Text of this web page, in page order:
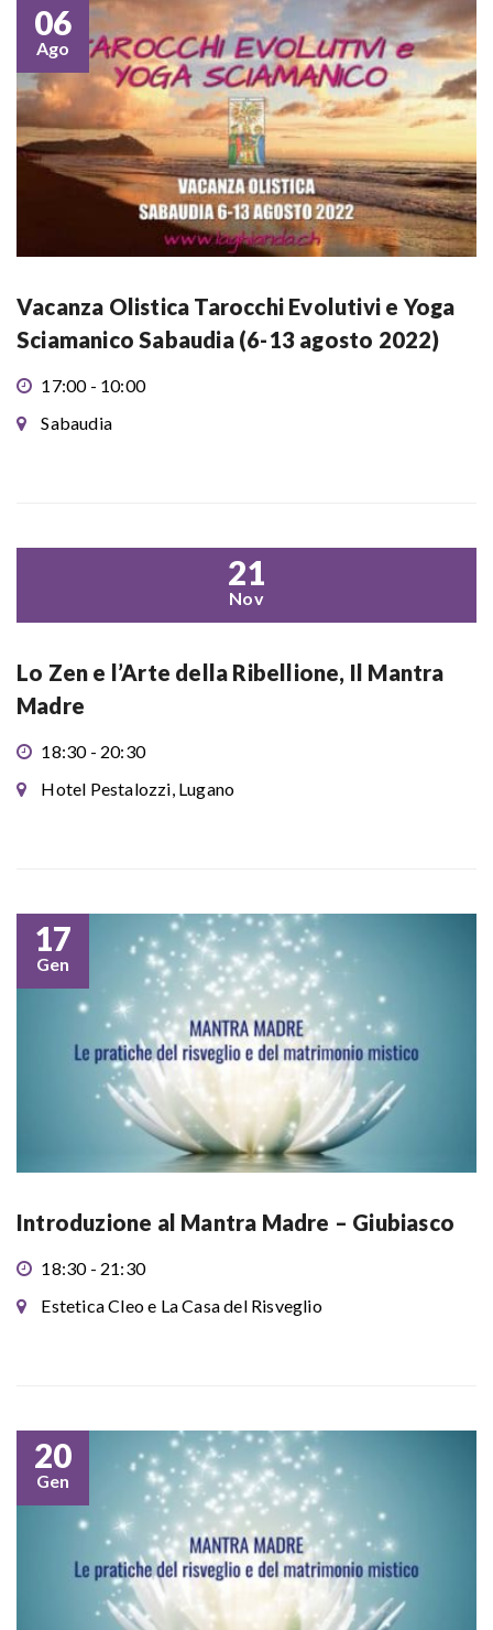
06
Ago
Vacanza Olistica Tarocchi Evolutivi e Yoga
Sciamanico Sabaudia (6-13 agosto 2022)
17:00 - 10:00
Sabaudia
21
Nov
Lo Zen e l’Arte della Ribellione, Il Mantra
Madre
18:30 - 20:30
Hotel Pestalozzi, Lugano
17
Gen
Introduzione al Mantra Madre – Giubiasco
18:30 - 21:30
Estetica Cleo e La Casa del Risveglio
20
Gen